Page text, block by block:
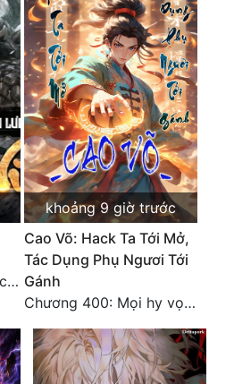
Chương 4515 Nên lựa chọn như thế nào?
khoảng 9 giờ trước
Cao Võ: Hack Ta Tới Mở,
Tác Dụng Phụ Ngươi Tới
Gánh
Chương 400: Mọi hy vọng đặt trên Tô Mặc!